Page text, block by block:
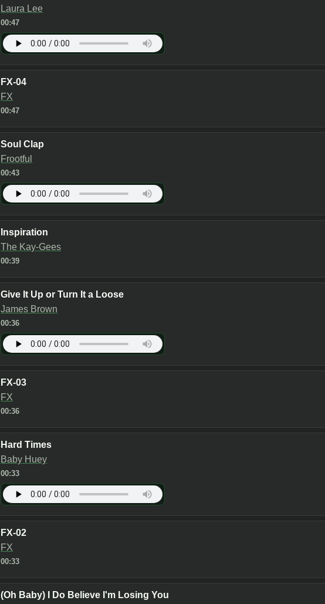
Laura Lee
00:47
FX-04
FX
00:47
Soul Clap
Frootful
00:43
Inspiration
The Kay-Gees
00:39
Give It Up or Turn It a Loose
James Brown
00:36
FX-03
FX
00:36
Hard Times
Baby Huey
00:33
FX-02
FX
00:33
(Oh Baby) I Do Believe I'm Losing You